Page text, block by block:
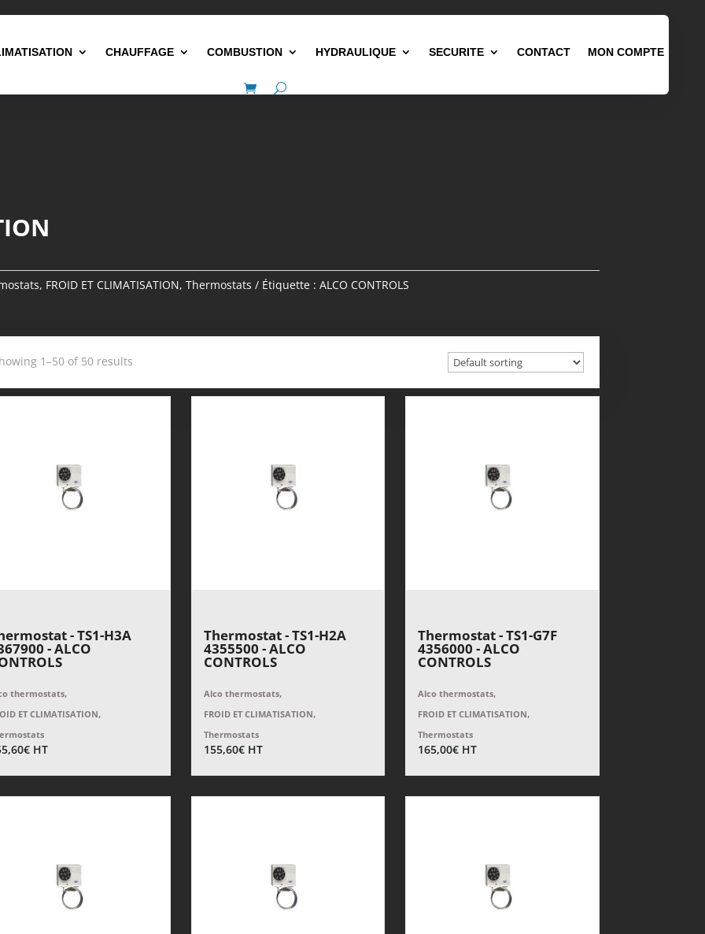
CHAUFFAGE COMBUSTION HYDRAULIQUE SECURITE CONTACT MON COMPTE
, FROID ET CLIMATISATION,Thermostats Étiquette :ALCO CONTROLS
1–50 of 50 results
- TS1-H3A
- ALCO
thermostats,
ET CLIMATISATION,
€ HT
Thermostat - TS1-H2A
4355500 - ALCO
CONTROLS
Alco thermostats,
FROID ET CLIMATISATION,
Thermostats
155,60€ HT
Thermostat - TS1-G7F
4356000 - ALCO
CONTROLS
Alco thermostats,
FROID ET CLIMATISATION,
Thermostats
165,00€ HT